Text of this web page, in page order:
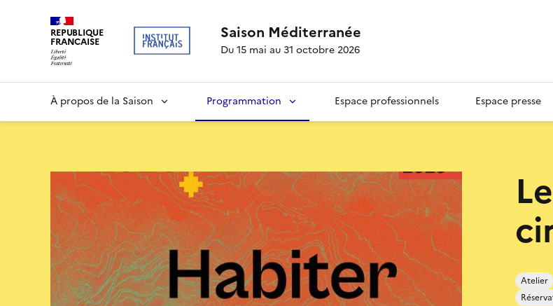
REPUBLIQUE
FRANCAISE Saison Méditerranée
Du 15 mai au 31 octobre 2026
À propos de la Saison Programmation Espace professionnels Espace presse
Atelier